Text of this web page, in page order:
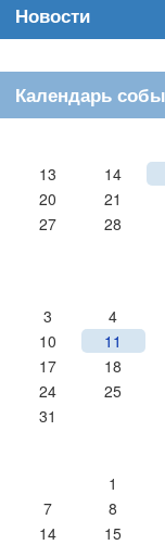
Новости
Календарь
13
14
20
21
27
28
3
4
10
11
17
18
24
25
31
1
7
8
14
15